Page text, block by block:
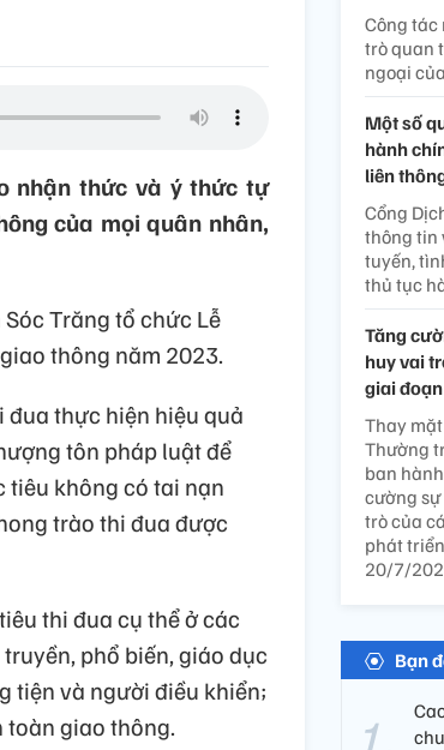
nhận thức và ý thức tự
của mọi quân nhân,
Trăng tổ chức Lễ
thông năm 2023.
đua thực hiện hiệu quả
tôn pháp luật để
tiêu không có tai nạn
trào thi đua được
thi đua cụ thể ở các
phổ biến, giáo dục
tiện và người điều khiển;
toàn giao thông.
Công tác
trò quan
ngoại
Một số
hành
liên
Cổng
thông tin
tuyến,
thủ tục
Tăng
huy vai
giai
Thay
Thường
ban
cường
trò của
phát
20/7/
Bạn